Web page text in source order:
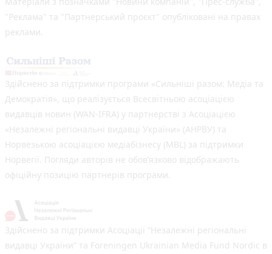
"Реклама" та "Партнерський проєкт" опубліковані на правах
реклами.
Здійснено за підтримки програми «Сильніші разом: Медіа та
Демократія», що реалізується Всесвітньою асоціацією
видавців новин (WAN-IFRA) у партнерстві з Асоціацією
«Незалежні регіональні видавці України» (АНРВУ) та
Норвезькою асоціацією медіабізнесу (MBL) за підтримки
Норвегії. Погляди авторів не обов’язково відображають
офіційну позицію партнерів програми.
Здійснено за підтримки Асоціації “Незалежні регіональні
видавці України” та Foreningen Ukrainian Media Fund Nordic в